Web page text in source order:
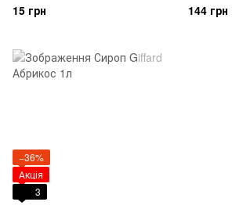
15 грн 144 грн
−36%
Акція
3